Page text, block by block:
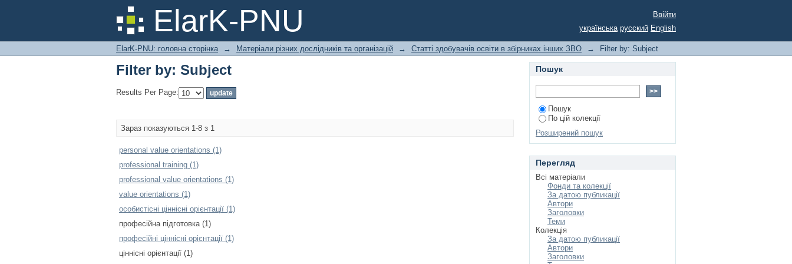
ElarK-PNU
Filter by: Subject
Ввійти
українська русский English
ElarK-PNU: головна сторінка → Матеріали різних дослідників та організацій → Статті здобувачів освіти в збірниках інших ЗВО → Filter by: Subject
Filter by: Subject
Results Per Page:
Зараз показуються 1-8 з 1
personal value orientations (1)
professional training (1)
professional value orientations (1)
value orientations (1)
особистісні ціннісні орієнтації (1)
професійна підготовка (1)
професійні ціннісні орієнтації (1)
ціннісні орієнтації (1)
Пошук
Пошук
По цій колекції
Розширений пошук
Перегляд
Всі матеріали
Фонди та колекції
За датою публикації
Автори
Заголовки
Теми
Колекція
За датою публикації
Автори
Заголовки